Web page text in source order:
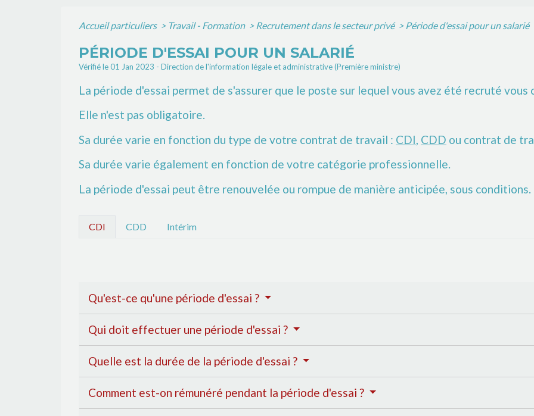
Accueil particuliers > Travail - Formation > Recrutement dans le secteur privé > Période d'essai pour un salarié
PÉRIODE D'ESSAI POUR UN SALARIÉ
Vérifié le 01 Jan 2023 - Direction de l'information légale et administrative (Première ministre)
La période d'essai permet de s'assurer que le poste sur lequel vous avez été recruté vous
Elle n'est pas obligatoire.
Sa durée varie en fonction du type de votre contrat de travail : CDI, CDD ou contrat de
Sa durée varie également en fonction de votre catégorie professionnelle.
La période d'essai peut être renouvelée ou rompue de manière anticipée, sous conditions.
CDI CDD Intérim
Qu'est-ce qu'une période d'essai ?
Qui doit effectuer une période d'essai ?
Quelle est la durée de la période d'essai ?
Comment est-on rémunéré pendant la période d'essai ?